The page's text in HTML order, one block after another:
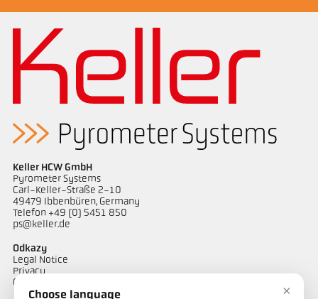
Keller HCW GmbH
Pyrometer Systems
Carl-Keller-Straße 2-10
49479 Ibbenbüren, Germany
Telefon +49 (0) 5451 850
ps@keller.de
Odkazy
Legal Notice
Privacy
GTC
×
Choose language